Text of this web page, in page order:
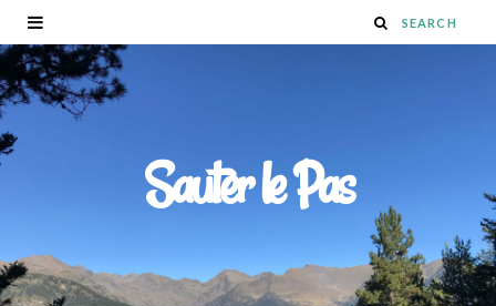
Sauter le Pas